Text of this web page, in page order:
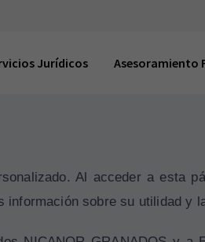
Jurídicos Asesoramiento
Al acceder a esta
información sobre su utilidad y